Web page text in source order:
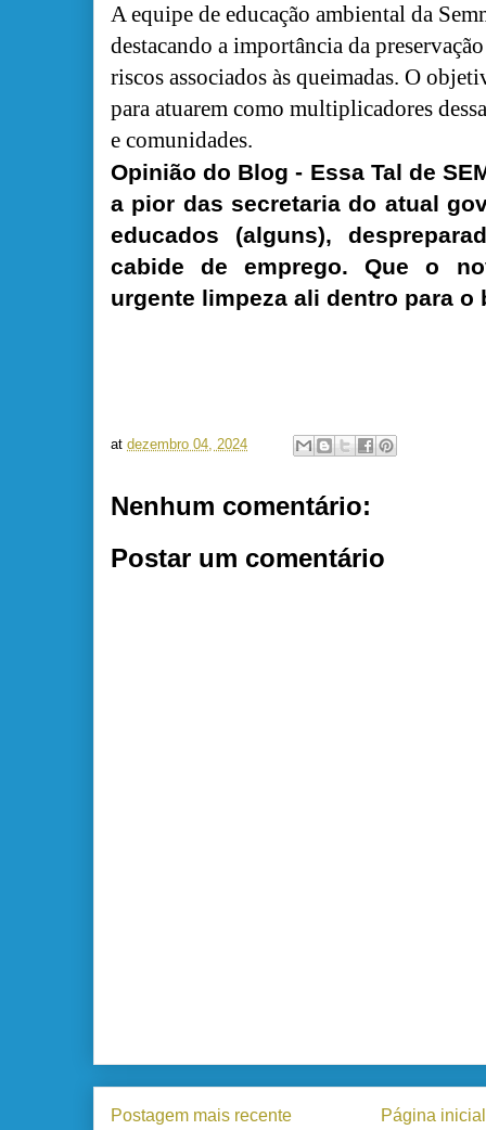
A equipe de educação ambiental da
destacando a importância da
riscos associados às queimadas. O
para atuarem como multiplicadores
e comunidades.
Opinião do Blog - Essa Tal de
a pior das secretaria do atual
educados (alguns),
cabide de emprego. Que o
urgente limpeza ali dentro para o
at dezembro 04, 2024
Nenhum comentário:
Postar um comentário
Postagem mais recente Página inicial